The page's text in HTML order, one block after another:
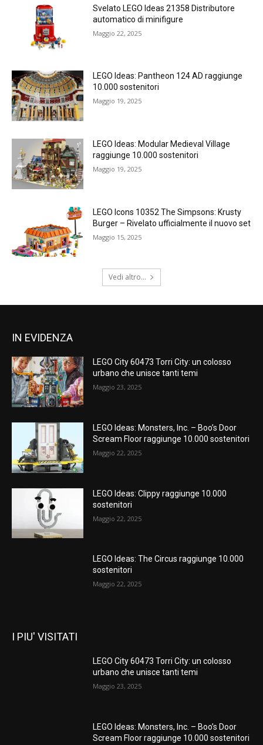
Svelato LEGO Ideas 21358 Distributore
automatico di minifigure
Maggio 22, 2025
LEGO Ideas: Pantheon 124 AD raggiunge
10.000 sostenitori
Maggio 19, 2025
LEGO Ideas: Modular Medieval Village
raggiunge 10.000 sostenitori
Maggio 19, 2025
LEGO Icons 10352 The Simpsons: Krusty
Burger – Rivelato ufficialmente il nuovo set
Maggio 15, 2025
Vedi altro...
IN EVIDENZA
LEGO City 60473 Torri City: un colosso
urbano che unisce tanti temi
Maggio 23, 2025
LEGO Ideas: Monsters, Inc. – Boo’s Door
Scream Floor raggiunge 10.000 sostenitori
Maggio 22, 2025
LEGO Ideas: Clippy raggiunge 10.000
sostenitori
Maggio 22, 2025
LEGO Ideas: The Circus raggiunge 10.000
sostenitori
Maggio 22, 2025
I PIU' VISITATI
LEGO City 60473 Torri City: un colosso
urbano che unisce tanti temi
Maggio 23, 2025
LEGO Ideas: Monsters, Inc. – Boo’s Door
Scream Floor raggiunge 10.000 sostenitori